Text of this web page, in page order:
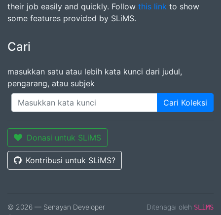
their job easily and quickly. Follow this link to show
some features provided by SLiMS.
Cari
masukkan satu atau lebih kata kunci dari judul,
pengarang, atau subjek
Cari Koleksi
Donasi untuk SLiMS
Kontribusi untuk SLiMS?
© 2026 — Senayan Developer
Ditenagai oleh SLiMS